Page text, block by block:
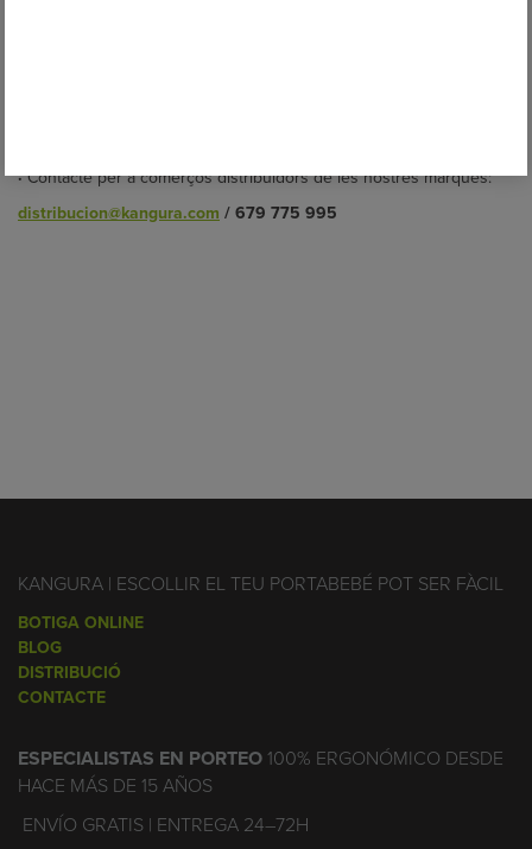
·Contacte per a comerços distribuïdors de les nostres marques:
distribucion@kangura.com / 679 775 995
KANGURA | ESCOLLIR EL TEU PORTABEBÉ POT SER FÀCIL
BOTIGA ONLINE
BLOG
DISTRIBUCIÓ
CONTACTE
ESPECIALISTAS EN PORTEO100% ERGONÓMICO DESDE
HACE MÁS DE 15 AÑOS
ENVÍO GRATIS | ENTREGA 24–72H